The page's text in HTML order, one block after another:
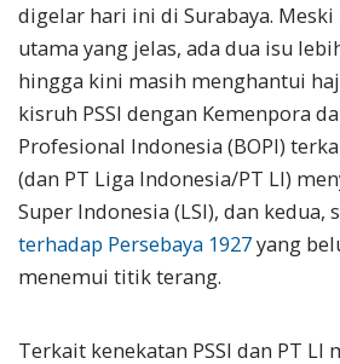
digelar hari ini di Surabaya.
utama yang jelas, ada dua isu
hingga kini masih menghantui
kisruh PSSI dengan Kemenpora
Profesional Indonesia (BOPI)
(dan PT Liga Indonesia/PT LI)
Super Indonesia (LSI), dan kedua,
terhadap Persebaya 1927yang
menemui titik terang.
Terkait kenekatan PSSI dan PT LI